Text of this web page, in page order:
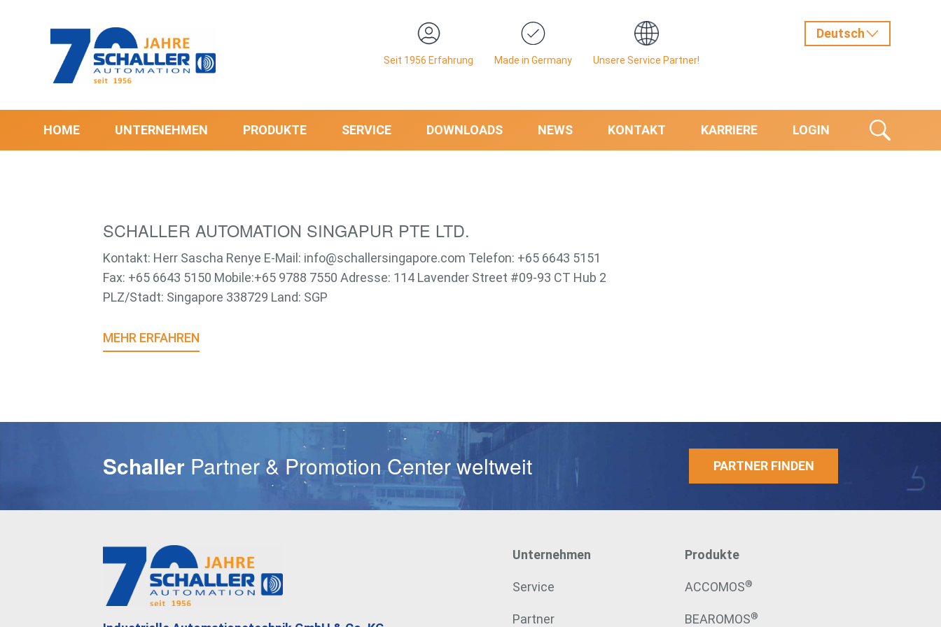
Seit 1956 Erfahrung Made in Germany Unsere Service Partner!
HOME UNTERNEHMEN PRODUKTE SERVICE DOWNLOADS NEWS KONTAKT KARRIERE LOGIN
Passwort
SCHALLER AUTOMATION SINGAPUR PTE LTD.
Kontakt: Herr Sascha Renye E-Mail: info@schallersingapore.com Telefon: +65 6643 5151
Fax: +65 6643 5150 Mobile:+65 9788 7550 Adresse: 114 Lavender Street #09-93 CT Hub 2
PLZ/Stadt: Singapore 338729 Land: SGP
MEHR ERFAHREN
Schaller Partner & Promotion Center weltweit PARTNER FINDEN
Unternehmen
Service
Partner
Produkte
ACCOMOS®
BEAROMOS®